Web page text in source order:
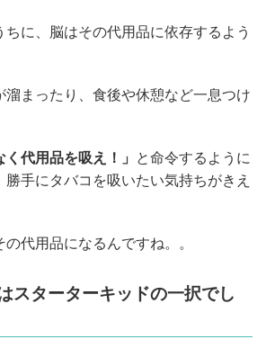
ちに、脳はその代用品に依存するよう
溜まったり、食後や休憩など一息つけ
く代用品を吸え！」
と命令するように
手にタバコを吸いたい気持ちがきえ
の代用品になるんですね。。
スターターキッドの一択でし